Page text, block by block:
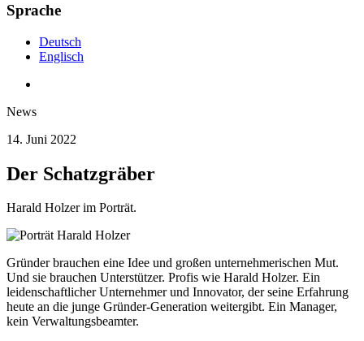
Sprache
Deutsch
Englisch
News
14. Juni 2022
Der Schatzgräber
Harald Holzer im Porträt.
Gründer brauchen eine Idee und großen unternehmerischen Mut.
Und sie brauchen Unterstützer. Profis wie Harald Holzer. Ein
leidenschaftlicher Unternehmer und Innovator, der seine Erfahrung
heute an die junge Gründer-Generation weitergibt. Ein Manager,
kein Verwaltungsbeamter.